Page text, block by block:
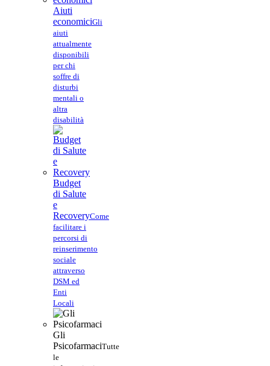
Aiuti
economiciGli
aiuti
attualmente
disponibili
per chi
soffre di
disturbi
mentali o
altra
disabilità
Budget
di Salute
e
RecoveryCome
facilitare i
percorsi di
reinserimento
sociale
attraverso
DSM ed
Enti
Locali
Gli
PsicofarmaciTutte
le